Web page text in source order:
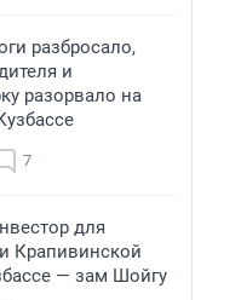
разбросало,
и
разорвало на
7
для
Крапивинской
— зам Шойгу